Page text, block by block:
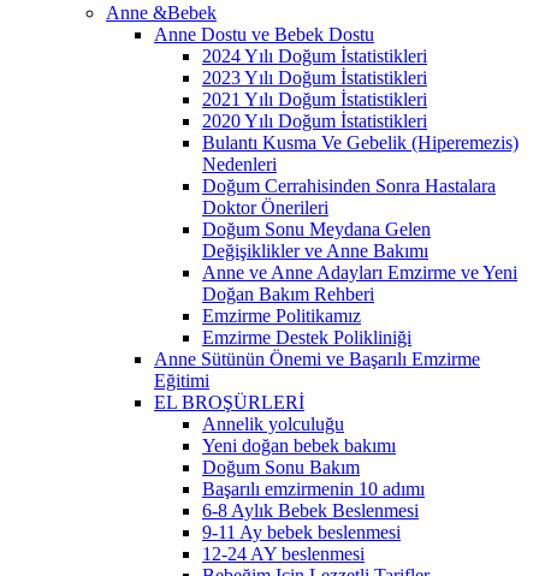
Anne &Bebek
Anne Dostu ve Bebek Dostu
2024 Yılı Doğum İstatistikleri
2023 Yılı Doğum İstatistikleri
2021 Yılı Doğum İstatistikleri
2020 Yılı Doğum İstatistikleri
Bulantı Kusma Ve Gebelik (Hiperemezis)
Nedenleri
Doğum Cerrahisinden Sonra Hastalara
Doktor Önerileri
Doğum Sonu Meydana Gelen
Değişiklikler ve Anne Bakımı
Anne ve Anne Adayları Emzirme ve Yeni
Doğan Bakım Rehberi
Emzirme Politikamız
Emzirme Destek Polikliniği
Anne Sütünün Önemi ve Başarılı Emzirme
Eğitimi
EL BROŞÜRLERİ
Annelik yolculuğu
Yeni doğan bebek bakımı
Doğum Sonu Bakım
Başarılı emzirmenin 10 adımı
6-8 Aylık Bebek Beslenmesi
9-11 Ay bebek beslenmesi
12-24 AY beslenmesi